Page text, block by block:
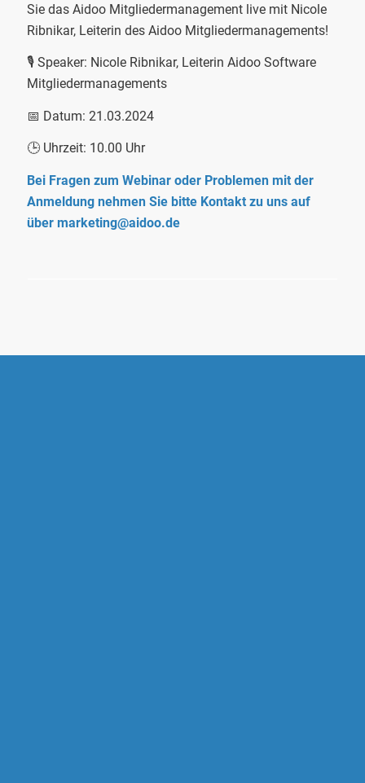
Sie das Aidoo Mitgliedermanagement live mit Nicole
Ribnikar, Leiterin des Aidoo Mitgliedermanagements!
🎙️ Speaker: Nicole Ribnikar, Leiterin Aidoo Software
Mitgliedermanagements
📅 Datum: 21.03.2024
🕒 Uhrzeit: 10.00 Uhr
Bei Fragen zum Webinar oder Problemen mit der
Anmeldung nehmen Sie bitte Kontakt zu uns auf
über marketing@aidoo.de